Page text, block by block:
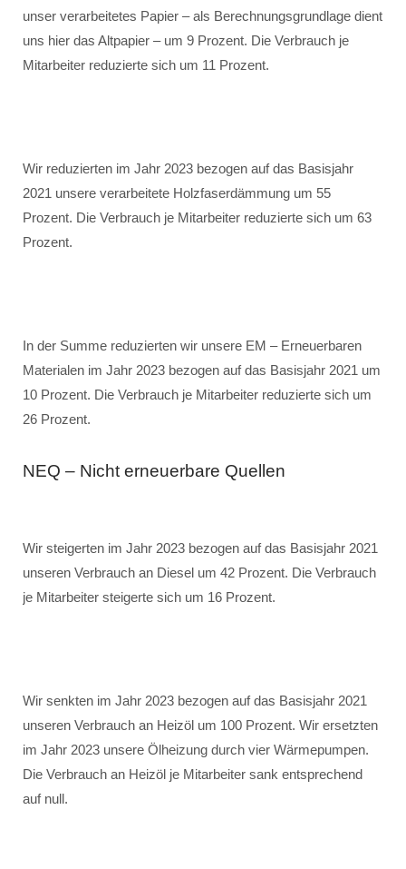
unser verarbeitetes Papier – als Berechnungsgrundlage dient
uns hier das Altpapier – um 9 Prozent. Die Verbrauch je
Mitarbeiter reduzierte sich um 11 Prozent.
Wir reduzierten im Jahr 2023 bezogen auf das Basisjahr
2021 unsere verarbeitete Holzfaserdämmung um 55
Prozent. Die Verbrauch je Mitarbeiter reduzierte sich um 63
Prozent.
In der Summe reduzierten wir unsere EM – Erneuerbaren
Materialen im Jahr 2023 bezogen auf das Basisjahr 2021 um
10 Prozent. Die Verbrauch je Mitarbeiter reduzierte sich um
26 Prozent.
NEQ – Nicht erneuerbare Quellen
Wir steigerten im Jahr 2023 bezogen auf das Basisjahr 2021
unseren Verbrauch an Diesel um 42 Prozent. Die Verbrauch
je Mitarbeiter steigerte sich um 16 Prozent.
Wir senkten im Jahr 2023 bezogen auf das Basisjahr 2021
unseren Verbrauch an Heizöl um 100 Prozent. Wir ersetzten
im Jahr 2023 unsere Ölheizung durch vier Wärmepumpen.
Die Verbrauch an Heizöl je Mitarbeiter sank entsprechend
auf null.